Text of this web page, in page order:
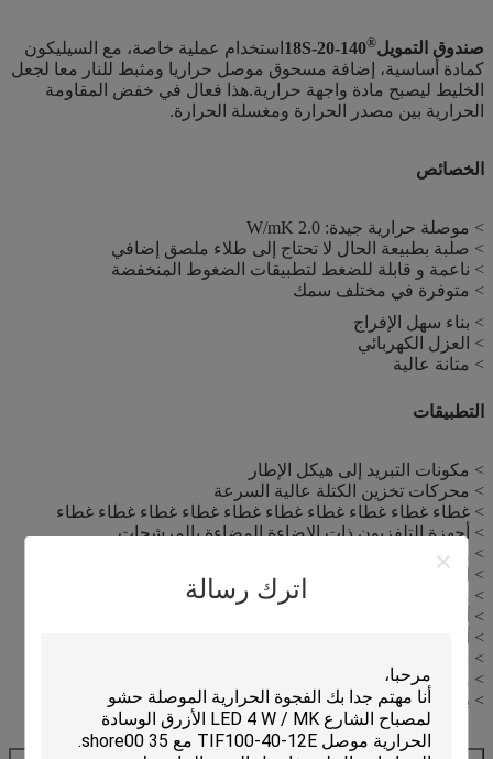
اترك رسالة
صندوق التمويل®
140-20-18S
استخدام عملية خاصة، مع السيليكون
كمادة أساسية، إضافة مسحوق موصل حراريا ومثبط للنار معا لجعل
الخليط ليصبح مادة واجهة حرارية.هذا فعال في خفض المقاومة
الحرارية بين مصدر الحرارة ومغسلة الحرارة.
الخصائص
> موصلة حرارية جيدة: 2.0 W/mK
> صلبة بطبيعة الحال لا تحتاج إلى طلاء ملصق إضافي
> ناعمة و قابلة للضغط لتطبيقات الضغوط المنخفضة
> متوفرة في مختلف سمك
> بناء سهل الإفراج
> العزل الكهربائي
> متانة عالية
التطبيقات
> مكونات التبريد إلى هيكل الإطار
> محركات تخزين الكتلة عالية السرعة
> غطاء غطاء غطاء غطاء غطاء غطاء غطاء غطاء غطاء غطاء
> أجهزة التلفزيون ذات الإضاءة المضاءة بالمرشحات
> وحدات ذاكرة RDRAM
> الحلول الحرارية في أنابيب الحرارة الصغيرة
> وحدات تحكم محركات السيارات
> أجهزة الاتصالات
> أجهزة إلكترونية محمولة
> معدات الاختبار الآلي للشرائح نصف الموصلة
> وحدة المعالجة
> بطاقة العرض